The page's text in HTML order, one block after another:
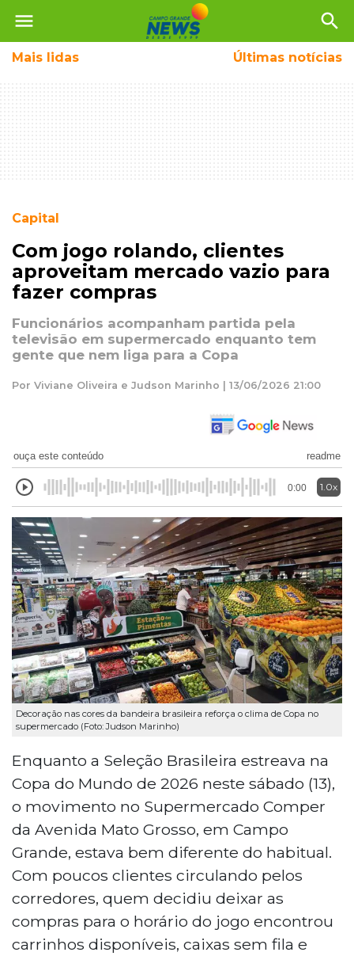
menu search
Mais lidas Últimas notícias
Capital
Com jogo rolando, clientes
aproveitam mercado vazio para
fazer compras
Funcionários acompanham partida pela
televisão em supermercado enquanto tem
gente que nem liga para a Copa
Por Viviane Oliveira e Judson Marinho | 13/06/2026 21:00
ouça este conteúdo readme
0:00 1.0x
Decoração nas cores da bandeira brasileira reforça o clima de Copa no
supermercado (Foto: Judson Marinho)
Enquanto a Seleção Brasileira estreava na
Copa do Mundo de 2026 neste sábado (13),
o movimento no Supermercado Comper
da Avenida Mato Grosso, em Campo
Grande, estava bem diferente do habitual.
Com poucos clientes circulando pelos
corredores, quem decidiu deixar as
compras para o horário do jogo encontrou
carrinhos disponíveis, caixas sem fila e